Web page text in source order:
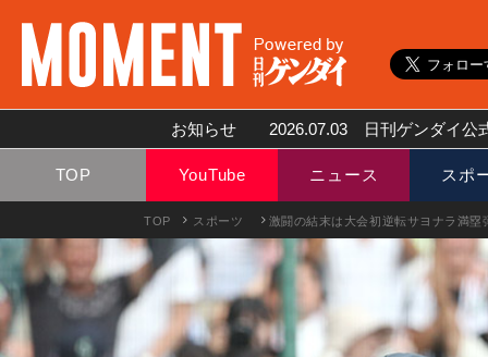
お知らせ 2026.07.03 日刊ゲンダイ公
TOP YouTube ニュース スポ
TOP スポーツ 激闘の結末は大会初逆転サヨナラ満塁